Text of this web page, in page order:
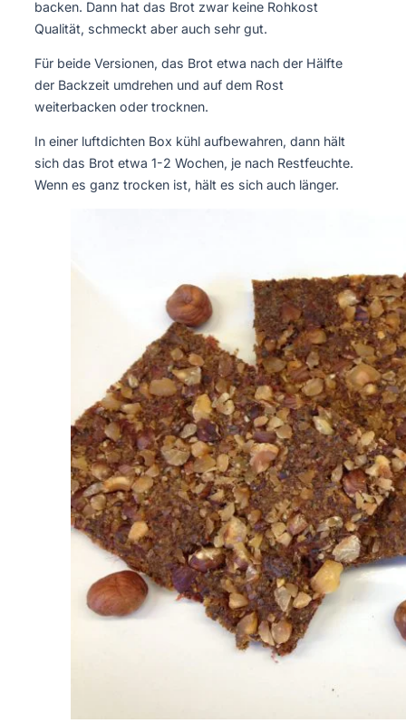
backen. Dann hat das Brot zwar keine Rohkost
Qualität, schmeckt aber auch sehr gut.
Für beide Versionen, das Brot etwa nach der Hälfte
der Backzeit umdrehen und auf dem Rost
weiterbacken oder trocknen.
In einer luftdichten Box kühl aufbewahren, dann hält
sich das Brot etwa 1-2 Wochen, je nach Restfeuchte.
Wenn es ganz trocken ist, hält es sich auch länger.